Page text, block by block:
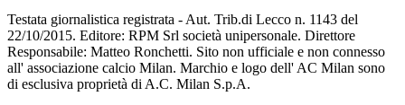
Testata giornalistica registrata - Aut. Trib.di Lecco n. 1143 del
22/10/2015. Editore: RPM Srl società unipersonale. Direttore
Responsabile: Matteo Ronchetti. Sito non ufficiale e non connesso
all' associazione calcio Milan. Marchio e logo dell' AC Milan sono
di esclusiva proprietà di A.C. Milan S.p.A.